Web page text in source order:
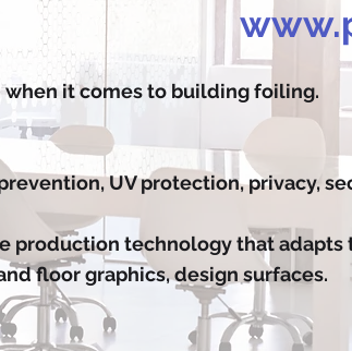
it comes to building foiling.
UV protection, privacy,
production technology that adapts
floor graphics, design surfaces.